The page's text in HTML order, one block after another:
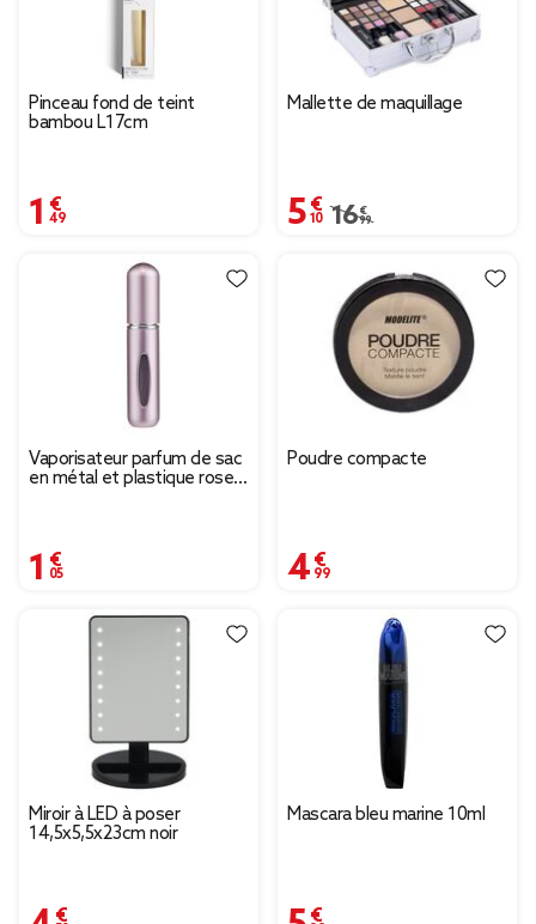
Pinceau fond de teint
bambou L17cm
1,49 €
Mallette de maquillage
5,10 €
Prix remisé de 16,99 €
16,99 €
Vaporisateur parfum de sac
en métal et plastique rose
1,05 €
Poudre compacte
4,99 €
Miroir à LED à poser
14,5x5,5x23cm noir
4,50 €
Mascara bleu marine 10ml
5,29 €